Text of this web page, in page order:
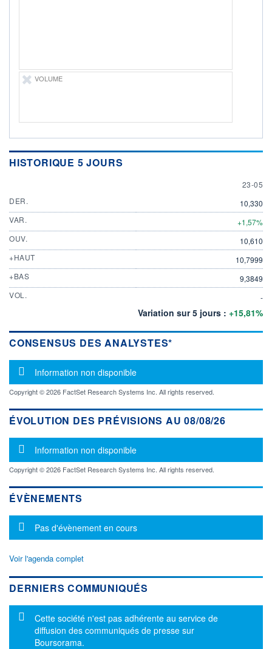
VOLUME
HISTORIQUE 5 JOURS
23 MAY
23-05
DER.
10,330
VAR.
+1,57%
OUV.
10,610
+HAUT
10,7999
+BAS
9,3849
VOL.
-
Variation sur 5 jours : +15,81%
CONSENSUS DES ANALYSTES*
Message d'information
Information non disponible
Copyright © 2026 FactSet Research Systems Inc. All rights reserved.
ÉVOLUTION DES PRÉVISIONS AU 08/08/26
Message d'information
Information non disponible
Copyright © 2026 FactSet Research Systems Inc. All rights reserved.
ÉVÈNEMENTS
Message d'information
Pas d'évènement en cours
Voir l'agenda complet
DERNIERS COMMUNIQUÉS
Message d'information
Cette société n'est pas adhérente au service de
diffusion des communiqués de presse sur
Boursorama.